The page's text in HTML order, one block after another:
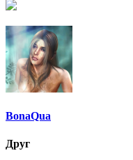
BonaQua
Друг